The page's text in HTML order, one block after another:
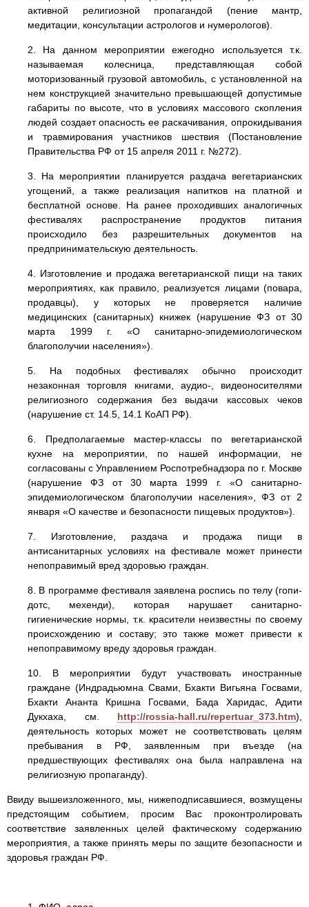
активной религиозной пропагандой (пение мантр,
медитации, консультации астрологов и нумерологов).
2. На данном мероприятии ежегодно используется т.к.
называемая колесница, представляющая собой
моторизованный грузовой автомобиль, с установленной на
нем конструкцией значительно превышающей допустимые
габариты по высоте, что в условиях массового скопления
людей создает опасность ее раскачивания, опрокидывания
и травмирования участников шествия (Постановление
Правительства РФ от 15 апреля 2011 г. №272).
3. На мероприятии планируется раздача вегетарианских
угощений, а также реализация напитков на платной и
бесплатной основе. На ранее проходивших аналогичных
фестивалях распространение продуктов питания
происходило без разрешительных документов на
предпринимательскую деятельность.
4. Изготовление и продажа вегетарианской пищи на таких
мероприятиях, как правило, реализуется лицами (повара,
продавцы), у которых не проверяется наличие
медицинских (санитарных) книжек (нарушение ФЗ от 30
марта 1999 г. «О санитарно-эпидемиологическом
благополучии населения»).
5. На подобных фестивалях обычно происходит
незаконная торговля книгами, аудио-, видеоносителями
религиозного содержания без выдачи кассовых чеков
(нарушение ст. 14.5, 14.1 КоАП РФ).
6. Предполагаемые мастер-классы по вегетарианской
кухне на мероприятии, по нашей информации, не
согласованы с Управлением Роспотребнадзора по г. Москве
(нарушение ФЗ от 30 марта 1999 г. «О санитарно-
эпидемиологическом благополучии населения», ФЗ от 2
января «О качестве и безопасности пищевых продуктов»).
7. Изготовление, раздача и продажа пищи в
антисанитарных условиях на фестивале может принести
непоправимый вред здоровью граждан.
8. В программе фестиваля заявлена роспись по телу (гопи-
дотс, мехенди), которая нарушает санитарно-
гигиенические нормы, т.к. красители неизвестны по своему
происхождению и составу; это также может привести к
непоправимому вреду здоровья граждан.
10. В мероприятии будут участвовать иностранные
граждане (Индрадьюмна Свами, Бхакти Вигьяна Госвами,
Бхакти Ананта Кришна Госвами, Бада Харидас, Адити
Дукхаха, см. http://rossia-hall.ru/repertuar_373.htm),
деятельность которых может не соответствовать целям
пребывания в РФ, заявленным при въезде (на
предшествующих фестивалях она была направлена на
религиозную пропаганду).
Ввиду вышеизложенного, мы, нижеподписавшиеся, возмущены
предстоящим событием, просим Вас проконтролировать
соответствие заявленных целей фактическому содержанию
мероприятия, а также принять меры по защите безопасности и
здоровья граждан РФ.